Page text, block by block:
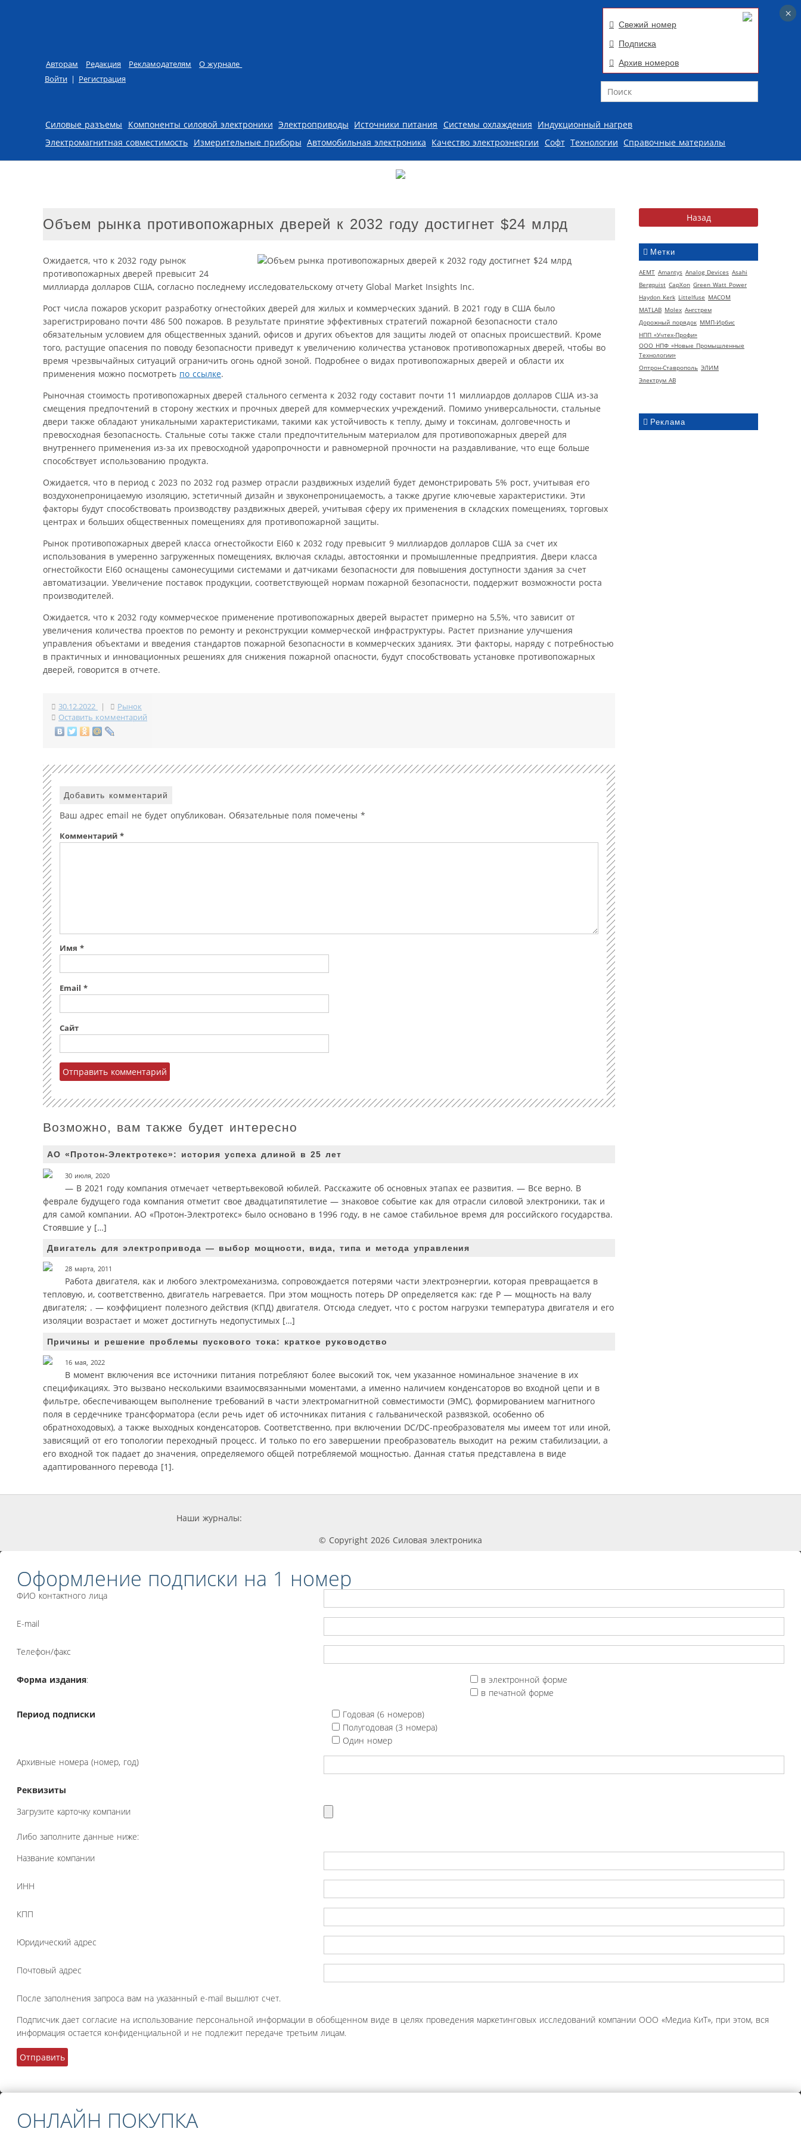
Авторам Редакция Рекламодателям
О журнале
Войти | Регистрация
Свежий номер
Подписка
Архив номеров
Поиск
Skip to content
Силовые разъемы Компоненты силовой электроники Электроприводы Источники питания Системы охлаждения Индукционный нагрев
Электромагнитная совместимость Измерительные приборы Автомобильная электроника Качество электроэнергии Софт Технологии Справочные материалы
Метки
AEMT Amantys Analog Devices Asahi
Bergquist CapXon Green Watt Power
Haydon Kerk Littelfuse MACOM
MATLAB Molex Ангстрем
Дорожный порядок ММП-Ирбис
НПП «Учтех-Профи»
ООО НПФ «Новые Промышленные
Технологии»
Оптрон-Ставрополь ЭЛИМ
Электрум АВ
Реклама
Объем рынка противопожарных дверей к 2032 году достигнет $24 млрд
Ожидается, что к 2032 году рынок
противопожарных дверей превысит 24
миллиарда долларов США, согласно последнему исследовательскому отчету Global Market Insights Inc.
Рост числа пожаров ускорит разработку огнестойких дверей для жилых и коммерческих зданий. В 2021 году в США было
зарегистрировано почти 486 500 пожаров. В результате принятие эффективных стратегий пожарной безопасности стало
обязательным условием для общественных зданий, офисов и других объектов для защиты людей от опасных происшествий. Кроме
того, растущие опасения по поводу безопасности приведут к увеличению количества установок противопожарных дверей, чтобы во
время чрезвычайных ситуаций ограничить огонь одной зоной. Подробнее о видах противопожарных дверей и области их
применения можно посмотреть по ссылке.
Рыночная стоимость противопожарных дверей стального сегмента к 2032 году составит почти 11 миллиардов долларов США из-за
смещения предпочтений в сторону жестких и прочных дверей для коммерческих учреждений. Помимо универсальности, стальные
двери также обладают уникальными характеристиками, такими как устойчивость к теплу, дыму и токсинам, долговечность и
превосходная безопасность. Стальные соты также стали предпочтительным материалом для противопожарных дверей для
внутреннего применения из-за их превосходной ударопрочности и равномерной прочности на раздавливание, что еще больше
способствует использованию продукта.
Ожидается, что в период с 2023 по 2032 год размер отрасли раздвижных изделий будет демонстрировать 5% рост, учитывая его
воздухонепроницаемую изоляцию, эстетичный дизайн и звуконепроницаемость, а также другие ключевые характеристики. Эти
факторы будут способствовать производству раздвижных дверей, учитывая сферу их применения в складских помещениях, торговых
центрах и больших общественных помещениях для противопожарной защиты.
Рынок противопожарных дверей класса огнестойкости EI60 к 2032 году превысит 9 миллиардов долларов США за счет их
использования в умеренно загруженных помещениях, включая склады, автостоянки и промышленные предприятия. Двери класса
огнестойкости EI60 оснащены самонесущими системами и датчиками безопасности для повышения доступности здания за счет
автоматизации. Увеличение поставок продукции, соответствующей нормам пожарной безопасности, поддержит возможности роста
производителей.
Ожидается, что к 2032 году коммерческое применение противопожарных дверей вырастет примерно на 5,5%, что зависит от
увеличения количества проектов по ремонту и реконструкции коммерческой инфраструктуры. Растет признание улучшения
управления объектами и введения стандартов пожарной безопасности в коммерческих зданиях. Эти факторы, наряду с потребностью
в практичных и инновационных решениях для снижения пожарной опасности, будут способствовать установке противопожарных
дверей, говорится в отчете.
30.12.2022 |
Рынок
Оставить комментарий
Добавить комментарий
Ваш адрес email не будет опубликован. Обязательные поля помечены *
Комментарий *
Имя *
Email *
Сайт
Возможно, вам также будет интересно
АО «Протон-Электротекс»: история успеха длиной в 25 лет
30 июля, 2020
— В 2021 году компания отмечает четвертьвековой юбилей. Расскажите об основных этапах ее развития. — Все верно. В
феврале будущего года компания отметит свое двадцатипятилетие — знаковое событие как для отрасли силовой электроники, так и
для самой компании. АО «Протон-Электротекс» было основано в 1996 году, в не самое стабильное время для российского государства.
Стоявшие у […]
Двигатель для электропривода — выбор мощности, вида, типа и метода управления
28 марта, 2011
Работа двигателя, как и любого электромеханизма, сопровождается потерями части электроэнергии, которая превращается в
тепловую, и, соответственно, двигатель нагревается. При этом мощность потерь DР определяется как: где Р — мощность на валу
двигателя; . — коэффициент полезного действия (КПД) двигателя. Отсюда следует, что с ростом нагрузки температура двигателя и его
изоляции возрастает и может достигнуть недопустимых […]
Причины и решение проблемы пускового тока: краткое руководство
16 мая, 2022
В момент включения все источники питания потребляют более высокий ток, чем указанное номинальное значение в их
спецификациях. Это вызвано несколькими взаимосвязанными моментами, а именно наличием конденсаторов во входной цепи и в
фильтре, обеспечивающем выполнение требований в части электромагнитной совместимости (ЭМС), формированием магнитного
поля в сердечнике трансформатора (если речь идет об источниках питания с гальванической развязкой, особенно об
обратноходовых), а также выходных конденсаторов. Соответственно, при включении DC/DC-преобразователя мы имеем тот или иной,
зависящий от его топологии переходный процесс. И только по его завершении преобразователь выходит на режим стабилизации, а
его входной ток падает до значения, определяемого общей потребляемой мощностью. Данная статья представлена в виде
адаптированного перевода [1].
Наши журналы:
© Copyright 2026 Силовая электроника
Оформление подписки на 1 номер
ФИО контактного лица
E-mail
Телефон/факс
Форма издания:
в электронной форме
в печатной форме
Период подписки
Годовая (6 номеров)
Полугодовая (3 номера)
Один номер
Архивные номера (номер, год)
Реквизиты
Загрузите карточку компании
Либо заполните данные ниже:
Название компании
ИНН
КПП
Юридический адрес
Почтовый адрес
После заполнения запроса вам на указанный e-mail вышлют счет.
Подписчик дает согласие на использование персональной информации в обобщенном виде в целях проведения маркетинговых исследований компании ООО «Медиа КиТ», при этом, вся
информация остается конфиденциальной и не подлежит передаче третьим лицам.
×
ОНЛАЙН ПОКУПКА
×